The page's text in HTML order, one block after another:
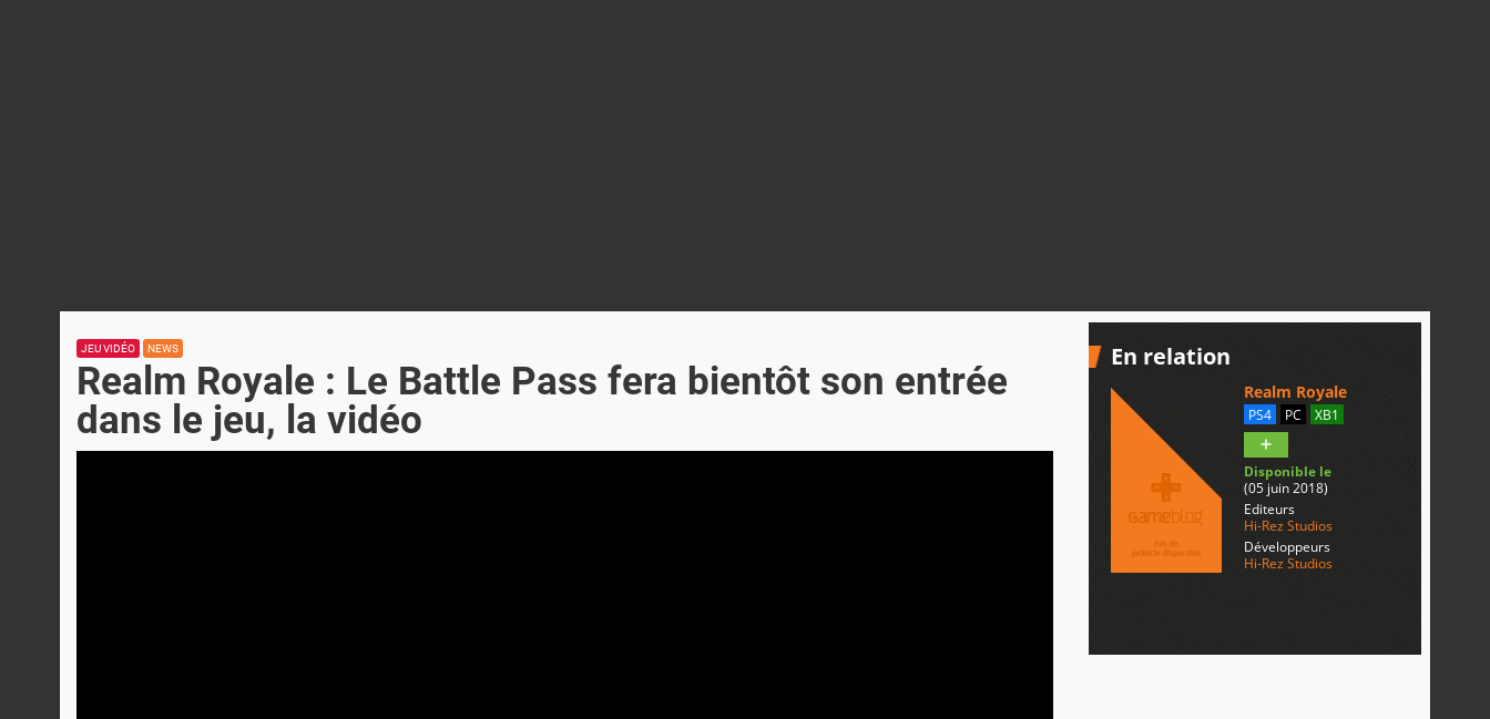
JEU VIDÉO NEWS
Realm Royale : Le Battle Pass fera bientôt son entrée
dans le jeu, la vidéo
En relation
Realm Royale
PS4 PC XB1
Disponible le
(05 juin 2018)
Editeurs
Hi-Rez Studios
Développeurs
Hi-Rez Studios